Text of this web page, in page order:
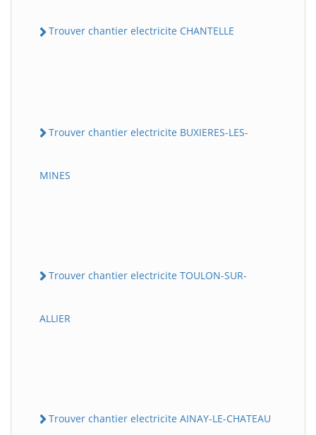
Trouver chantier electricite CHANTELLE
Trouver chantier electricite BUXIERES-LES-
MINES
Trouver chantier electricite TOULON-SUR-
ALLIER
Trouver chantier electricite AINAY-LE-CHATEAU